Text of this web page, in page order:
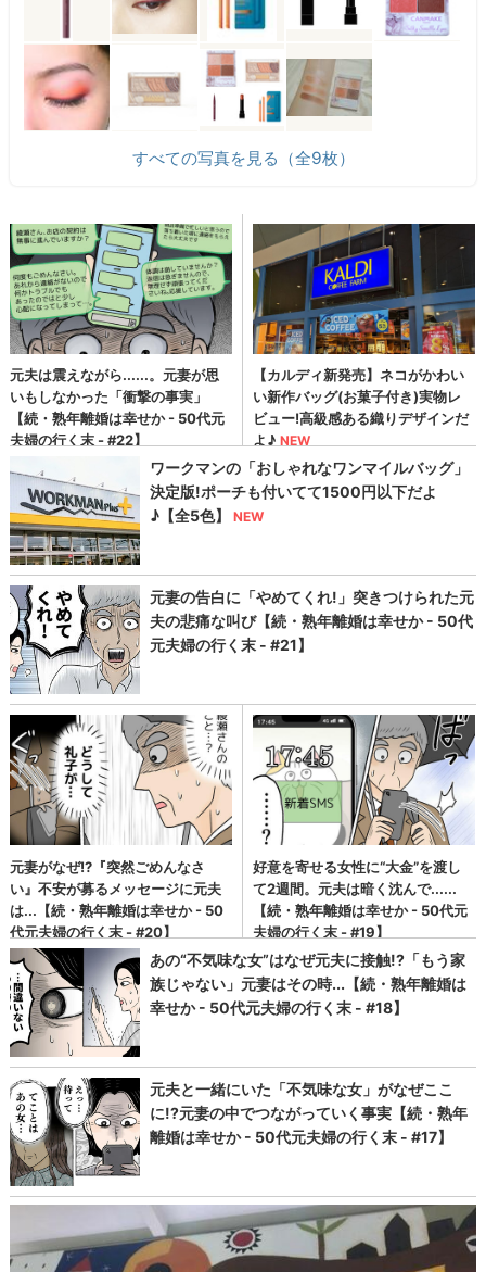
すべての写真を見る（全9枚）